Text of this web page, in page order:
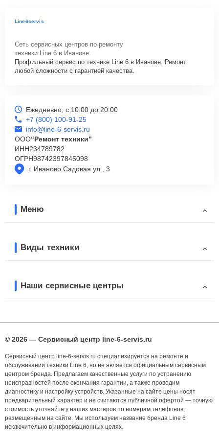
Line6servis
Сеть сервисных центров по ремонту
техники Line 6 в Иванове.
Профильный сервис по технике Line 6 в Иванове. Ремонт
любой сложности с гарантией качества.
г. Иваново Садовая ул., 3
Ежедневно, с 10:00 до 20:00
+7 (800) 100-91-25
info@line-6-servis.ru
ООО“Ремонт техники”
ИНН234789782
ОГРН98742397845098
Меню
Виды техники
Наши сервисные центры
© 2026 — Сервисный центр line-6-servis.ru
Сервисный центр line-6-servis.ru специализируется на ремонте и
обслуживании техники Line 6, но не является официальным сервисным
центром бренда. Предлагаем качественные услуги по устранению
неисправностей после окончания гарантии, а также проводим
диагностику и настройку устройств. Указанные на сайте цены носят
предварительный характер и не считаются публичной офертой — точную
стоимость уточняйте у наших мастеров по номерам телефонов,
размещённым на сайте. Мы используем название бренда Line 6
исключительно в информационных целях.